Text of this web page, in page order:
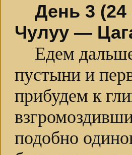
День 3 (24
Чулуу —
Едем
пустыни и
прибудем к
подобно